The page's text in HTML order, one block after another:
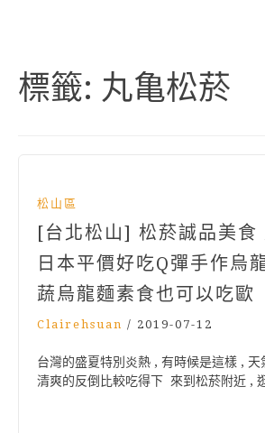
標籤: 丸亀松菸
松山區
[台北松山] 松菸誠品美食
日本平價好吃Q彈手作烏
蔬烏龍麵素食也可以吃歐
Clairehsuan / 2019-07-12
台灣的盛夏特別炎熱 , 有時候是這樣 ,
清爽的反倒比較吃得下 來到松菸附近 ,